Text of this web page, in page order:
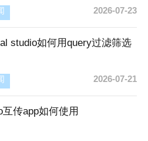
2026-07-23
studio如何用query过滤筛选
2026-07-21
互传app如何使用